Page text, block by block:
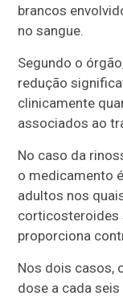
brancos
no sangue.
Segundo o
redução
clinicamente
associados ao
No caso da
o medicamento
adultos nos
corticosteroides
proporciona
Nos dois casos,
dose a cada seis